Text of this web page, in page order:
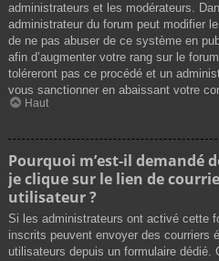
administrateurs et les modérateurs.
administrateur du forum peut modifier
de ne pas abuser de ce système en
afin d’augmenter votre rang sur le
toléreront pas ce procédé et un
vous sanctionner en abaissant votre
Haut
Pourquoi m’est-il demandé
je clique sur le lien de
utilisateur ?
Si les administrateurs ont activé cette
inscrits peuvent envoyer des courriers
utilisateurs depuis un formulaire dédié.